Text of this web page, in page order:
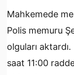
Mahkemede
Polis memuru
olguları
saat 11:00